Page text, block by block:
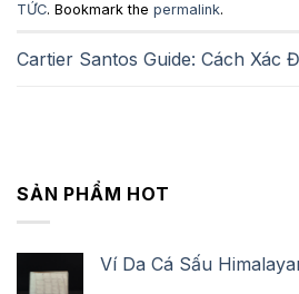
TỨC. Bookmark the permalink.
SẢN PHẨM HOT
Ví Da Cá Sấu